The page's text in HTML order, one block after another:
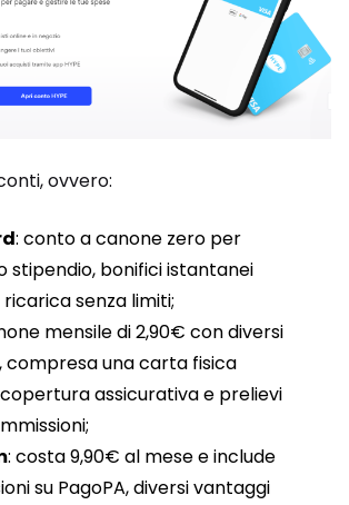
ovvero:
: conto a canone zero per
stipendio, bonifici istantanei
senza limiti;
mensile di 2,90€ con diversi
compresa una carta fisica
assicurativa e prelievi
: costa 9,90€ al mese e include
su PagoPA, diversi vantaggi